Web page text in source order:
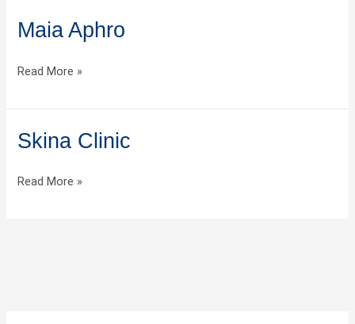
Maia Aphro
Maia
Read More »
Skina Clinic
Skina
Read More »